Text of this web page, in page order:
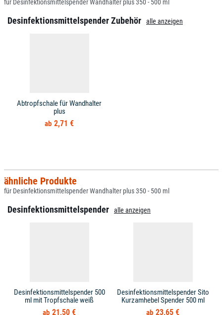
für Desinfektionsmittelspender Wandhalter plus 350 - 500 ml
Desinfektionsmittelspender Zubehör alle anzeigen
Abtropfschale für Wandhalter
plus
2,71 €
ähnliche Produkte
für Desinfektionsmittelspender Wandhalter plus 350 - 500 ml
Desinfektionsmittelspender alle anzeigen
Desinfektionsmittelspender 500
ml mit Tropfschale weiß
21,50 €
Desinfektionsmittelspender Sito
Kurzamhebel Spender 500 ml
23,65 €